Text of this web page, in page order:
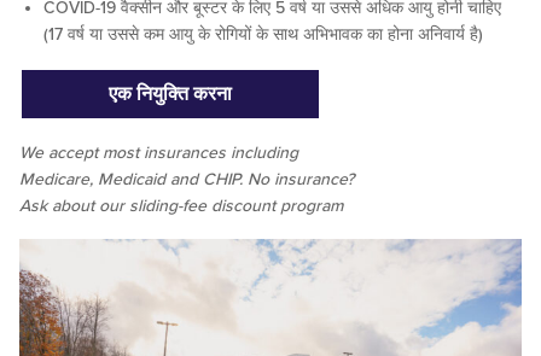
COVID-19 वैक्सीन और बूस्टर के लिए 5 वर्ष या उससे अधिक आयु होनी चाहिए
(17 वर्ष या उससे कम आयु के रोगियों के साथ अभिभावक का होना अनिवार्य है)
एक नियुक्ति करना
We acceptmost insurances including
Medicare, Medicaid and CHIP. No insurance?
Ask about our sliding-fee discount program